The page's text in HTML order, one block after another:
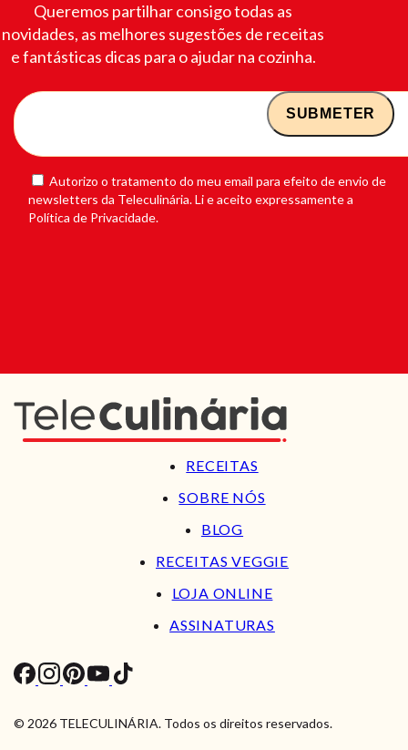
Queremos partilhar consigo todas as
novidades, as melhores sugestões de receitas
e fantásticas dicas para o ajudar na cozinha.
Autorizo o tratamento do meu email para efeito de envio de
newsletters da Teleculinária. Li e aceito expressamente a
Política de Privacidade.
RECEITAS
SOBRE NÓS
BLOG
RECEITAS VEGGIE
LOJA ONLINE
ASSINATURAS
© 2026 TELECULINÁRIA. Todos os direitos reservados.